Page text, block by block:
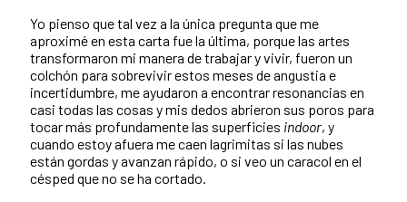
Yo pienso que tal vez a la única pregunta que me
aproximé en esta carta fue la última, porque las artes
transformaron mi manera de trabajar y vivir, fueron un
colchón para sobrevivir estos meses de angustia e
incertidumbre, me ayudaron a encontrar resonancias en
casi todas las cosas y mis dedos abrieron sus poros para
tocar más profundamente las superficies indoor, y
cuando estoy afuera me caen lagrimitas si las nubes
están gordas y avanzan rápido, o si veo un caracol en el
césped que no se ha cortado.